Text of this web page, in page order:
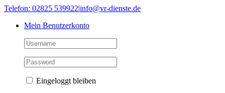
Skip
content
Telefon: 02825 539922|info@vr-dienste.de
Mein Benutzerkonto
Eingeloggt bleiben